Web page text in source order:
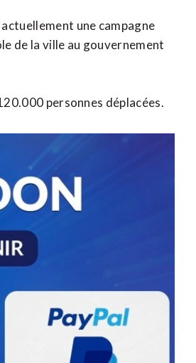
une campagne
de la ville au gouvernement
personnes déplacées.